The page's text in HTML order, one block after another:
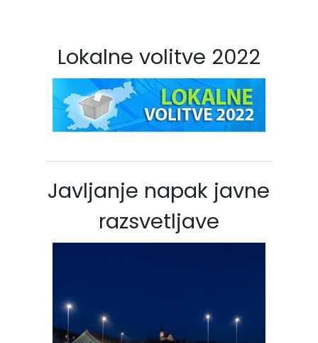
Lokalne volitve 2022
Javljanje napak javne
razsvetljave